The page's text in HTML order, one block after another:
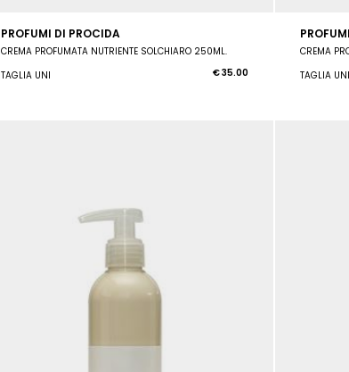
PROFUMI DI PROCIDA
CREMA PROFUMATA NUTRIENTE SOLCHIARO 250ML.
TAGLIA UNI
€ 35.00
CREMA
TAGLIA UNI